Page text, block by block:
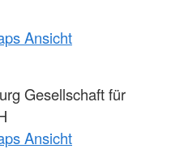
Ansicht
Gesellschaft für
Ansicht